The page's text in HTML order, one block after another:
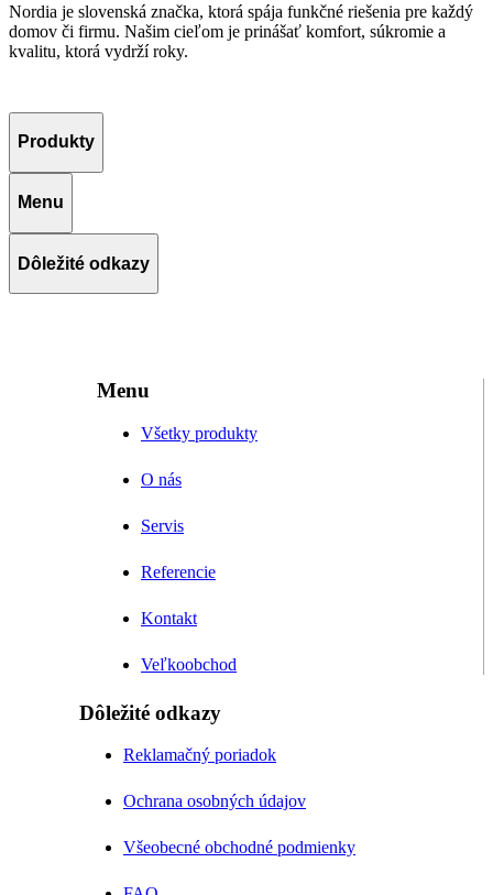
Nordia je slovenská značka, ktorá spája funkčné riešenia pre každý
domov či firmu. Našim cieľom je prinášať komfort, súkromie a
kvalitu, ktorá vydrží roky.
Produkty
Menu
Dôležité odkazy
Menu
Všetky produkty
O nás
Servis
Referencie
Kontakt
Veľkoobchod
Dôležité odkazy
Reklamačný poriadok
Ochrana osobných údajov
Všeobecné obchodné podmienky